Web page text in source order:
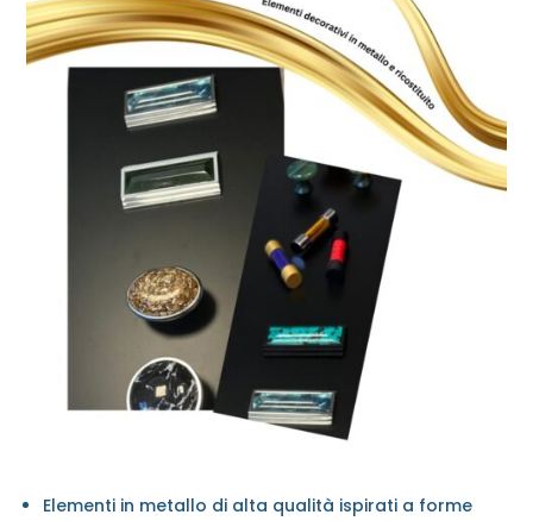
Elementi in metallo di alta qualità ispirati a forme